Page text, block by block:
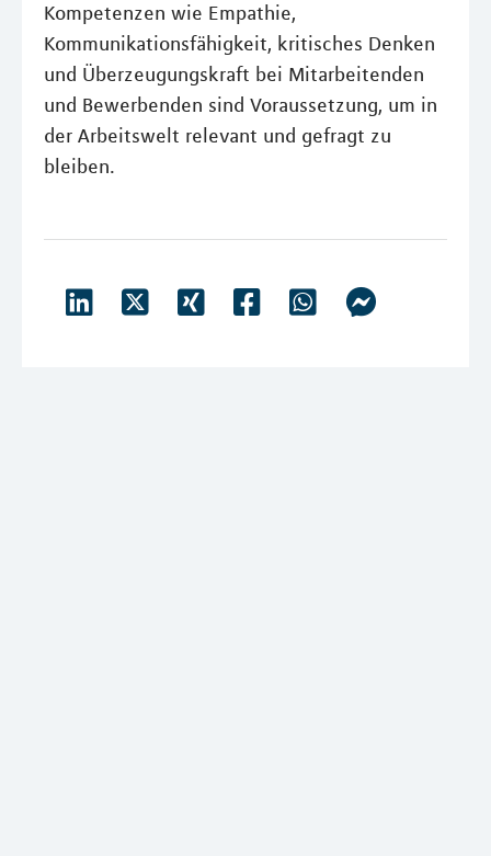
Kompetenzen wie Empathie,
Kommunikationsfähigkeit, kritisches Denken
und Überzeugungskraft bei Mitarbeitenden
und Bewerbenden sind Voraussetzung, um in
der Arbeitswelt relevant und gefragt zu
bleiben.